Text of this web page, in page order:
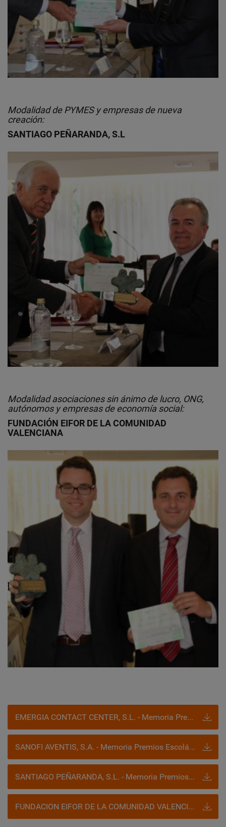
Modalidad de PYMES y empresas de nueva
creación:
SANTIAGO PEÑARANDA, S.L
Modalidad asociaciones sin ánimo de lucro, ONG,
autónomos y empresas de economía social:
FUNDACIÓN EIFOR DE LA COMUNIDAD
VALENCIANA
EMERGIA CONTACT CENTER, S.L. - Memoria Premios Escolástico Zaldívar
SANOFI AVENTIS, S.A. - Memoria Premios Escolástico Zaldívar
SANTIAGO PEÑARANDA, S.L. - Memoria Premios Escolástico Zaldívar
FUNDACION EIFOR DE LA COMUNIDAD VALENCIANA - Memoria Premios Escolástico Zaldívar